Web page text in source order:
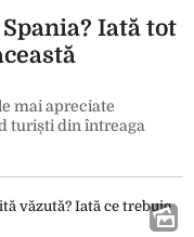
Iată tot
mai apreciate
turiști din întreaga